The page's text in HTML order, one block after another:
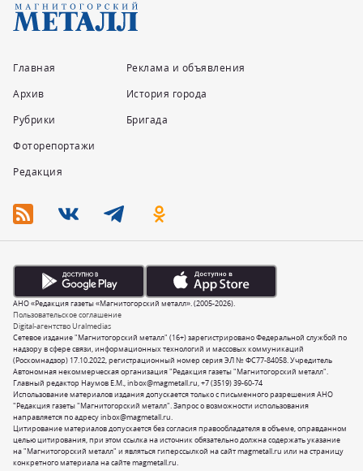
Главная
Архив
Рубрики
Фоторепортажи
Редакция
Реклама и объявления
История города
Бригада
Сетевое издание "Магнитогорский металл" (16+) зарегистрировано Федеральной службой по
надзору в сфере связи, информационных технологий и массовых коммуникаций
(Роскомнадзор) 17.10.2022, регистрационный номер серия ЭЛ № ФС77-84058. Учредитель
Автономная некоммерческая организация "Редакция газеты "Магнитогорский металл".
Главный редактор Наумов Е.М.,inbox@magmetall.ru,+7 (3519) 39-60-74
Использование материалов издания допускается только с письменного разрешения АНО
"Редакция газеты "Магнитогорский металл". Запрос о возможности использования
направляется по адресуinbox@magmetall.ru.
Цитирование материалов допускается без согласия правообладателя в объеме, оправданном
целью цитирования, при этом ссылка на источник обязательно должна содержать указание
на "Магнитогорский металл" и являться гиперссылкой на сайт magmetall.ru или на страницу
конкретного материала на сайте magmetall.ru.
Пользовательское соглашение
Digital-агентство Uralmedias
АНО «Редакция газеты «Магнитогорский металл». (2005-2026).